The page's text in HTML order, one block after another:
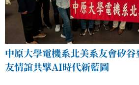
中原大學電機系北美系友會矽
友情誼共擘AI時代新藍圖